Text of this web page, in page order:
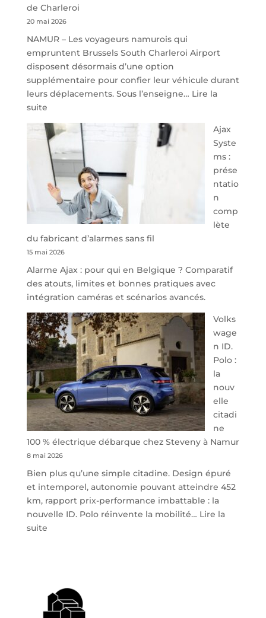
de Charleroi
20 mai 2026
NAMUR – Les voyageurs namurois qui
empruntent Brussels South Charleroi Airport
disposent désormais d’une option
supplémentaire pour confier leur véhicule durant
leurs déplacements. Sous l’enseigne… Lire la
suite:
À
40
minutes
de
Namur,
Steveny
Park
redessine
de
parking
sécurisé
à
l’aéroport
de
Charleroi
Ajax
Syste
ms :
prése
ntatio
n
comp
lète
du fabricant d’alarmes sans fil
15 mai 2026
Alarme Ajax : pour qui en Belgique ? Comparatif
des atouts, limites et bonnes pratiques avec
intégration caméras et scénarios avancés.
Volks
wage
n ID.
Polo :
la
nouv
elle
citadi
ne
100 % électrique débarque chez Steveny à Namur
8 mai 2026
Bien plus qu’une simple citadine. Design épuré
et intemporel, autonomie pouvant atteindre 452
km, rapport prix-performance imbattable : la
nouvelle ID. Polo réinvente la mobilité… Lire la
suite:
la
nouvelle